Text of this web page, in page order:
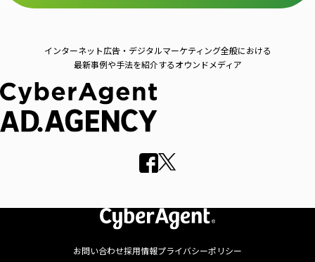
インターネット広告・デジタルマーケティング全般における
最新事例や手法を紹介するオウンドメディア
お問い合わせ採用情報プライバシーポリシー